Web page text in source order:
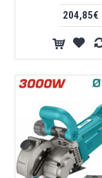
204,85€